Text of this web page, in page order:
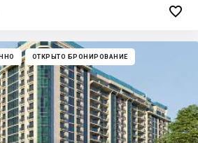

ОТКРЫТО БРОНИРОВАНИЕ